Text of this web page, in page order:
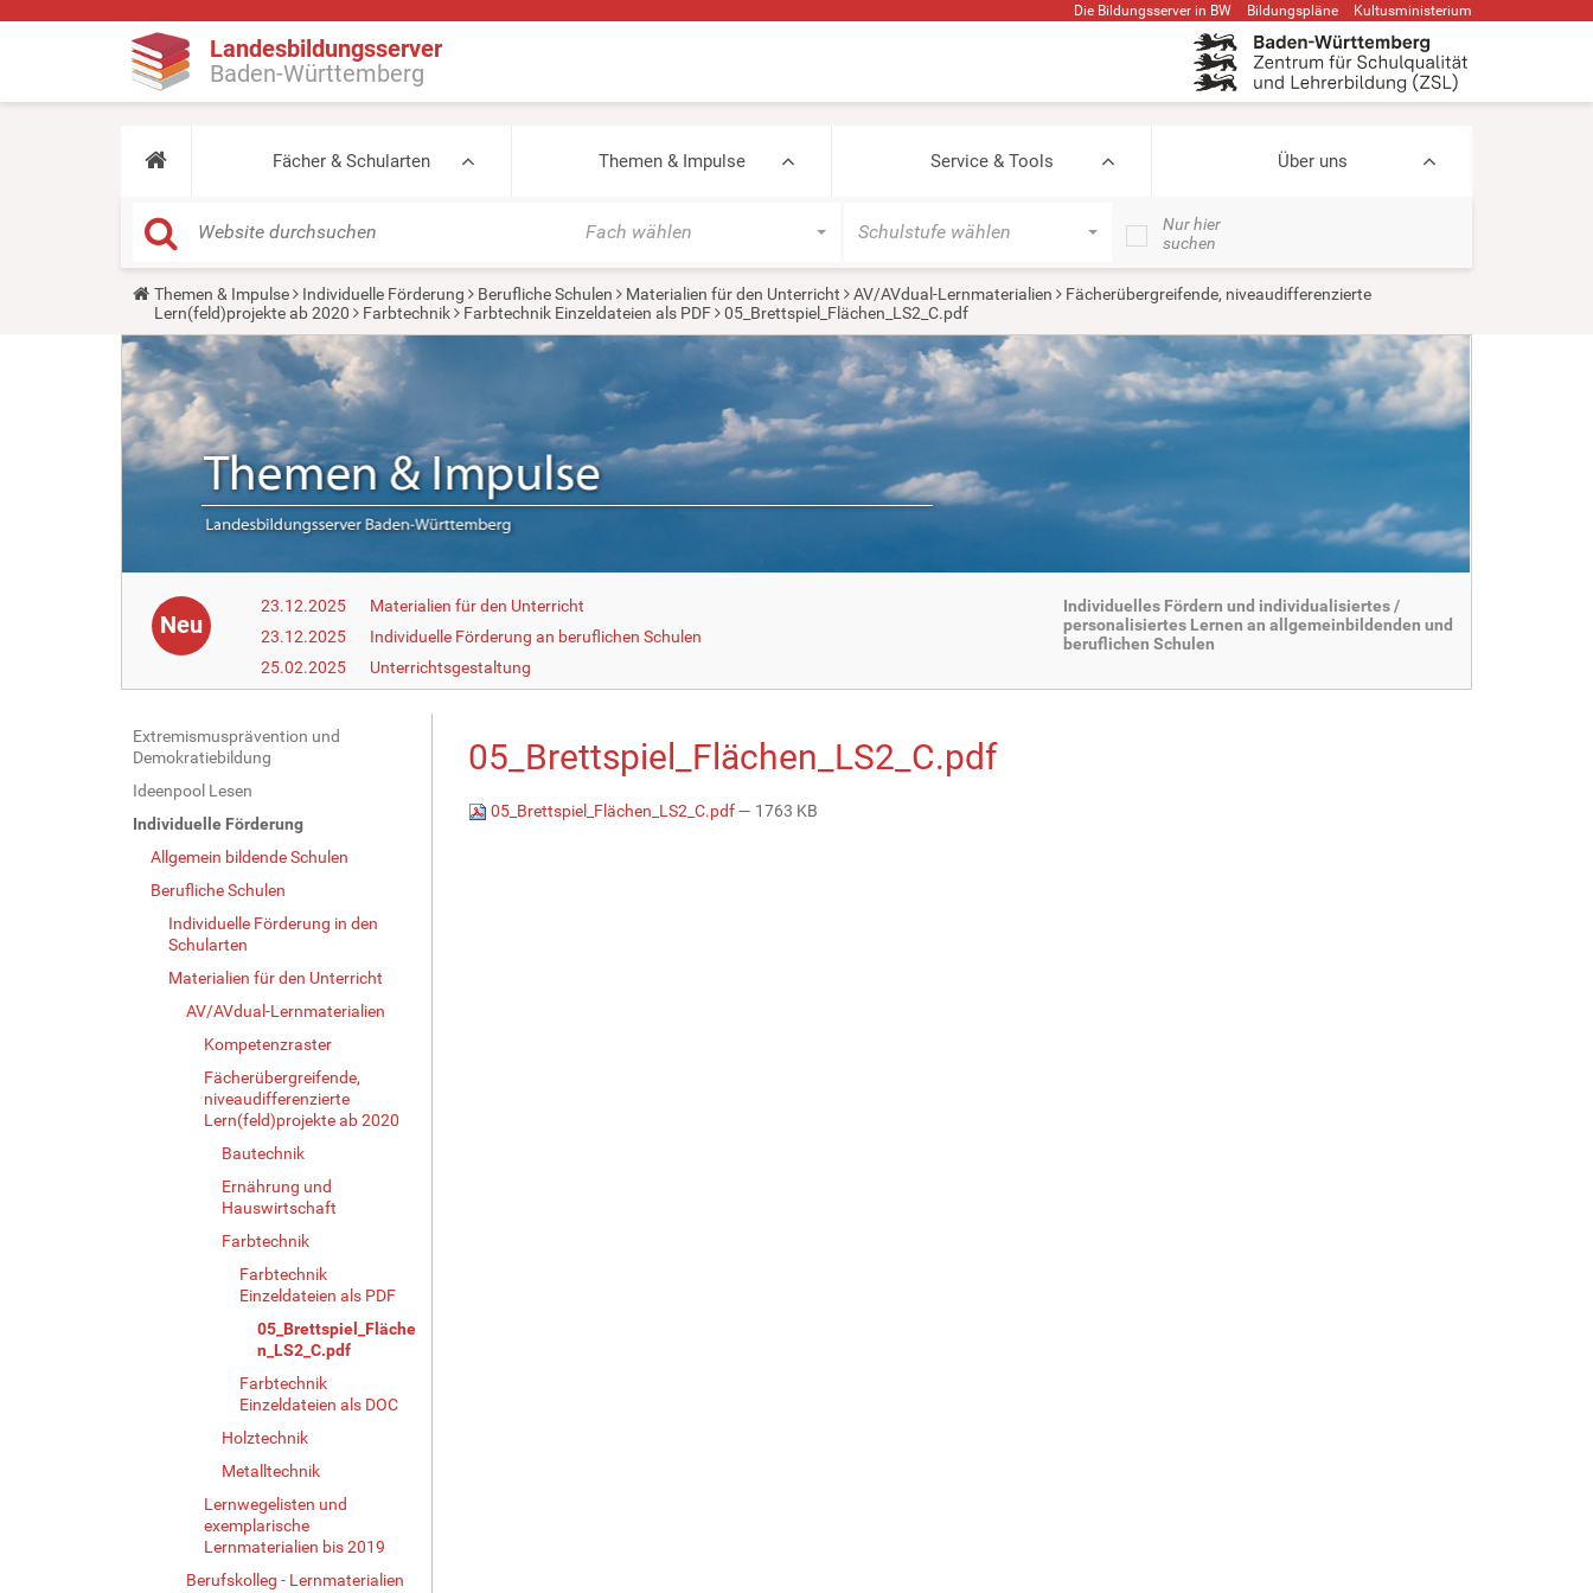
Die Bildungsserver in BW Bildungspläne Kultusministerium
Landesbildungsserver
Baden-Württemberg
Fächer & Schularten Themen & Impulse Service & Tools Über uns
Fach wählen Schulstufe wählen
Nur hier
suchen
Y
u
a
r
e
h
e
r
e
Themen & Impulse Individuelle Förderung Berufliche Schulen Materialien für den Unterricht AV/AVdual-Lernmaterialien
Fächerübergreifende, niveaudifferenzierte
Lern(feld)projekte ab 2020
Farbtechnik Farbtechnik Einzeldateien als PDF 05_Brettspiel_Flächen_LS2_C.pdf
Neu
23.12.2025
Materialien für den Unterricht
23.12.2025
Individuelle Förderung an beruflichen Schulen
25.02.2025
Unterrichtsgestaltung
Individuelles Fördern und individualisiertes /
personalisiertes Lernen an allgemeinbildenden und
beruflichen Schulen
N
a
v
i
Extremismusprävention und
Demokratiebildung
Ideenpool Lesen
Individuelle Förderung
Allgemein bildende Schulen
Berufliche Schulen
Individuelle Förderung in den
Schularten
Materialien für den Unterricht
AV/AVdual-Lernmaterialien
Kompetenzraster
Fächerübergreifende,
niveaudifferenzierte
Lern(feld)projekte ab 2020
Bautechnik
Ernährung und
Hauswirtschaft
Farbtechnik
Farbtechnik
Einzeldateien als PDF
05_Brettspiel_Fläche
n_LS2_C.pdf
Farbtechnik
Einzeldateien als DOC
Holztechnik
Metalltechnik
Lernwegelisten und
exemplarische
Lernmaterialien bis 2019
Berufskolleg - Lernmaterialien
05_Brettspiel_Flächen_LS2_C.pdf
05_Brettspiel_Flächen_LS2_C.pdf— 1763 KB